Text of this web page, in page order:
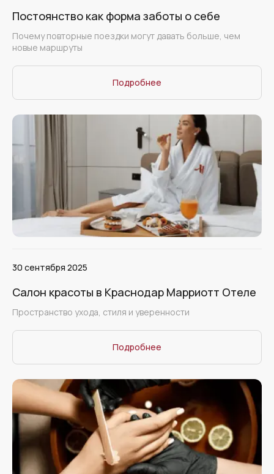
Постоянство как форма заботы о себе
Почему повторные поездки могут давать больше, чем
новые маршруты
Подробнее
30 сентября 2025
Салон красоты в Краснодар Марриотт Отеле
Пространство ухода, стиля и уверенности
Подробнее